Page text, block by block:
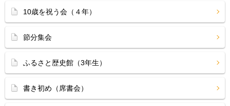
10歳を祝う会（４年）
節分集会
ふるさと歴史館（3年生）
書き初め（席書会）